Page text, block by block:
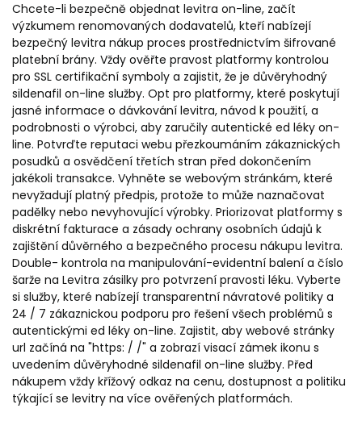
Chcete-li bezpečně objednat levitra on-line, začít
výzkumem renomovaných dodavatelů, kteří nabízejí
bezpečný levitra nákup proces prostřednictvím šifrované
platební brány. Vždy ověřte pravost platformy kontrolou
pro SSL certifikační symboly a zajistit, že je důvěryhodný
sildenafil on-line služby. Opt pro platformy, které poskytují
jasné informace o dávkování levitra, návod k použití, a
podrobnosti o výrobci, aby zaručily autentické ed léky on-
line. Potvrďte reputaci webu přezkoumáním zákaznických
posudků a osvědčení třetích stran před dokončením
jakékoli transakce. Vyhněte se webovým stránkám, které
nevyžadují platný předpis, protože to může naznačovat
padělky nebo nevyhovující výrobky. Priorizovat platformy s
diskrétní fakturace a zásady ochrany osobních údajů k
zajištění důvěrného a bezpečného procesu nákupu levitra.
Double- kontrola na manipulování-evidentní balení a číslo
šarže na Levitra zásilky pro potvrzení pravosti léku. Vyberte
si služby, které nabízejí transparentní návratové politiky a
24 / 7 zákaznickou podporu pro řešení všech problémů s
autentickými ed léky on-line. Zajistit, aby webové stránky
url začíná na "https: / /" a zobrazí visací zámek ikonu s
uvedením důvěryhodné sildenafil on-line služby. Před
nákupem vždy křížový odkaz na cenu, dostupnost a politiku
týkající se levitry na více ověřených platformách.